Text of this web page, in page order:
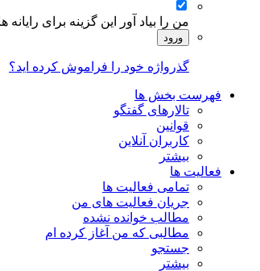
من را بیاد آور این گزینه برای
ورود
گذرواژه خود را فراموش کرده اید؟
فهرست بخش ها
تالارهای گفتگو
قوانین
کاربران آنلاین
بیشتر
فعالیت ها
تمامی فعالیت ها
جریان فعالیت های من
مطالب خوانده نشده
مطالبی که من آغاز کرده ام
جستجو
بیشتر